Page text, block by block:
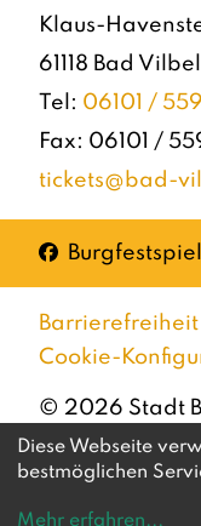
Klaus-
61118 Bad Vilbel
Tel: 06101 /
Fax: 06101 /
tickets@bad-
Facebook
© 2026 Stadt
Barrierefreiheit
Cookie-
Diese Webseite
bestmöglichen
Mehr erfahren...